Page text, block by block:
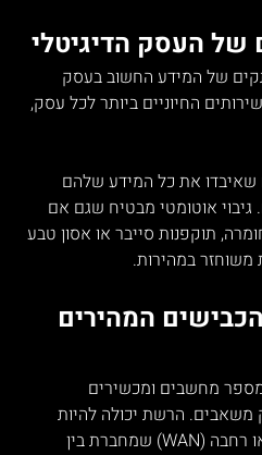
של העסק הדיגיטלי
של המידע החשוב בעסק
החיוניים ביותר לכל עסק,
את כל המידע שלהם
אוטומטי מבטיח שגם אם
תוקפנות סייבר או אסון טבע
משוחזר במהירות.
המהירים
מחשבים ומכשירים
הרשת יכולה להיות
מקומית (LAN) בתוך המשרד, או רחבה (WAN) שמחברת בין